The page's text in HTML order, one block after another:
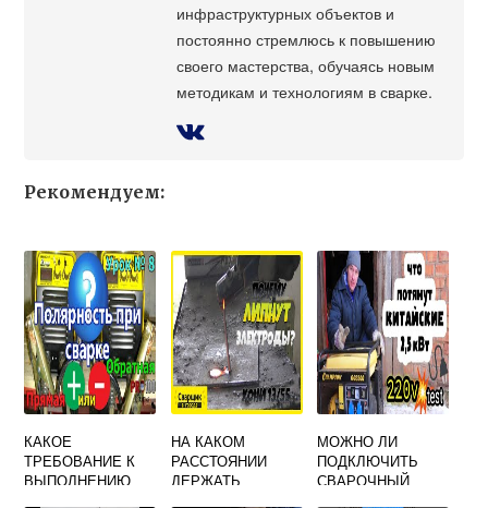
инфраструктурных объектов и
постоянно стремлюсь к повышению
своего мастерства, обучаясь новым
методикам и технологиям в сварке.
Рекомендуем:
КАКОЕ
ТРЕБОВАНИЕ К
ВЫПОЛНЕНИЮ
НА КАКОМ
РАССТОЯНИИ
ДЕРЖАТЬ
МОЖНО ЛИ
ПОДКЛЮЧИТЬ
СВАРОЧНЫЙ